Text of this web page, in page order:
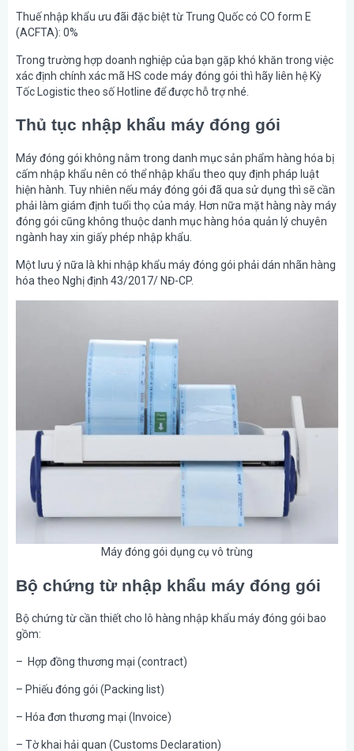
Thuế nhập khẩu ưu đãi đặc biệt từ Trung Quốc có CO form E
(ACFTA): 0%
Trong trường hợp doanh nghiệp của bạn gặp khó khăn trong việc
xác định chính xác mã HS code máy đóng gói thì hãy liên hệ Kỳ
Tốc Logistic theo số Hotline để được hỗ trợ nhé.
Thủ tục nhập khẩu máy đóng gói
Máy đóng gói không nằm trong danh mục sản phẩm hàng hóa bị
cấm nhập khẩu nên có thể nhập khẩu theo quy định pháp luật
hiện hành. Tuy nhiên nếu máy đóng gói đã qua sử dụng thì sẽ cần
phải làm giám định tuổi thọ của máy. Hơn nữa mặt hàng này máy
đóng gói cũng không thuộc danh mục hàng hóa quản lý chuyên
ngành hay xin giấy phép nhập khẩu.
Một lưu ý nữa là khi nhập khẩu máy đóng gói phải dán nhãn hàng
hóa theo Nghị định 43/2017/ NĐ-CP.
Máy đóng gói dụng cụ vô trùng
Bộ chứng từ nhập khẩu máy đóng gói
Bộ chứng từ cần thiết cho lô hàng nhập khẩu máy đóng gói bao
gồm:
– Hợp đồng thương mại (contract)
– Phiếu đóng gói (Packing list)
– Hóa đơn thương mại (Invoice)
– Tờ khai hải quan (Customs Declaration)